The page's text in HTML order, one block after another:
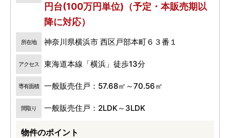
円台(100万円単位)（予定・本販売期以
降に対応）
所在地 神奈川県横浜市 西区戸部本町６３番１
アクセス 東海道本線「横浜」徒歩13分
専有面積 一般販売住戸：57.68㎡～70.56㎡
間取り 一般販売住戸：2LDK～3LDK
物件のポイント